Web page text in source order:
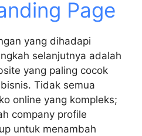
Page
yang dihadapi
selanjutnya adalah
yang paling cocok
Tidak semua
online yang kompleks;
company profile
untuk menambah